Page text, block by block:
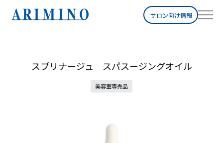
サロン向け情報
スプリナージュ スパスージングオイル
美容室専売品